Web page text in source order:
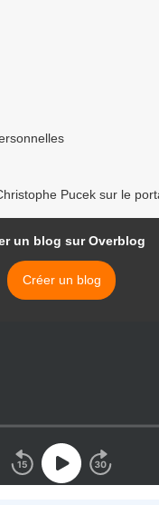
Pucek sur le
un blog sur Overblog
Créer un blog